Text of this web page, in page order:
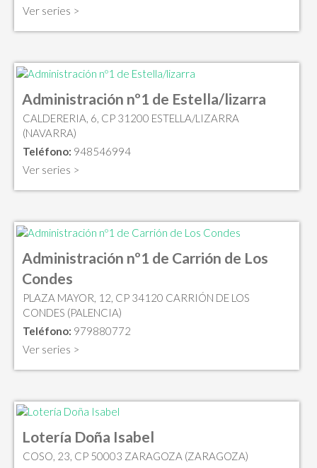
Ver series >
Administración nº1 de Estella/lizarra
CALDERERIA, 6, CP 31200 ESTELLA/LIZARRA
(NAVARRA)
Teléfono: 948546994
Ver series >
Administración nº1 de Carrión de Los
Condes
PLAZA MAYOR, 12, CP 34120 CARRIÓN DE LOS
CONDES (PALENCIA)
Teléfono: 979880772
Ver series >
Lotería Doña Isabel
COSO, 23, CP 50003 ZARAGOZA (ZARAGOZA)